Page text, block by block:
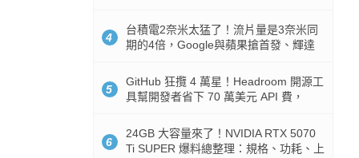
4
台積電2奈米太猛了！流片量是3奈米同
期的4倍，Google與蘋果搶首發、輝達
5
GitHub 狂攬 4 萬星！Headroom 開源工
具幫開發者省下 70 萬美元 API 費，
6
24GB 大容量來了！NVIDIA RTX 5070
Ti SUPER 爆料總整理：規格、功耗、上